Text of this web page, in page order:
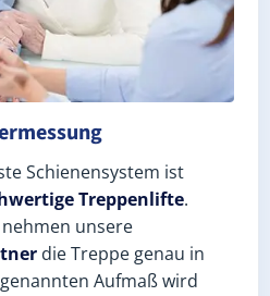
Schienensystem ist
Treppenlifte.
unsere
die Treppe genau in
Aufmaß wird